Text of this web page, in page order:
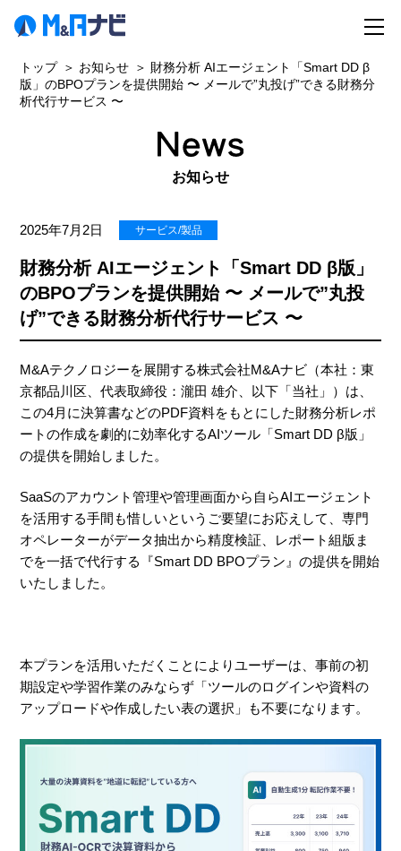
トップ お知らせ
財務分析 AIエージェント「Smart DD β
版」のBPOプランを提供開始 〜 メールで”丸投げ”できる財務分
析代行サービス 〜
お知らせ
2025年7月2日 サービス/製品
財務分析 AIエージェント「Smart DD β版」
のBPOプランを提供開始 〜 メールで”丸投
げ”できる財務分析代行サービス 〜
M&Aテクノロジーを展開する株式会社M&Aナビ（本社：東
京都品川区、代表取締役：瀧田 雄介、以下「当社」）は、
この4月に決算書などのPDF資料をもとにした財務分析レポ
ートの作成を劇的に効率化するAIツール「Smart DD β版」
の提供を開始しました。
SaaSのアカウント管理や管理画面から自らAIエージェント
を活用する手間も惜しいというご要望にお応えして、専門
オペレーターがデータ抽出から精度検証、レポート組版ま
でを一括で代行する『Smart DD BPOプラン』の提供を開始
いたしました。
本プランを活用いただくことによりユーザーは、事前の初
期設定や学習作業のみならず「ツールのログインや資料の
アップロードや作成したい表の選択」も不要になります。